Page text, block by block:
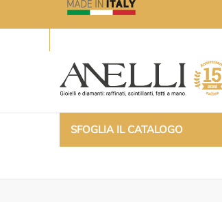
SFOGLIA IL CATALOGO